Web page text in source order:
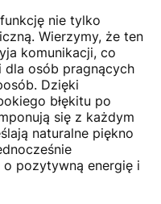
nie tylko
Wierzymy, że ten
komunikacji, co
osób pragnących
Dzięki
błękitu po
się z każdym
naturalne piękno
pozytywną energię i